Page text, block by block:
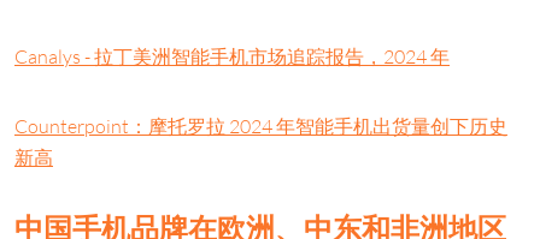
Canalys - 拉丁美洲智能手机市场追踪报告，2024 年
Counterpoint：摩托罗拉 2024 年智能手机出货量创下历史
新高
中国手机品牌在欧洲、中东和非洲地区